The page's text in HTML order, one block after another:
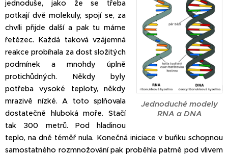
Jednoduché modely
RNA a DNA
jednoduše, jako že se třeba
potkají dvě molekuly, spojí se, za
chvíli přijde další a pak tu máme
řetězec. Každá taková vzájemná
reakce probíhala za dost složitých
podmínek a mnohdy úplně
protichůdných. Někdy byly
potřeba vysoké teploty, někdy
mrazivě nízké. A toto splňovala
dostatečně hluboká moře. Stačí
tak 300 metrů. Pod hladinou
teplo, na dně téměř nula. Konečná iniciace v buňku schopnou
samostatného rozmnožování pak proběhla patrně pod vlivem